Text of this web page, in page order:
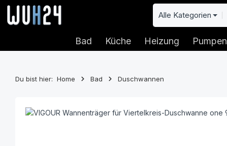
Hauptinhalt springen
Zur Suche springen
Zur Hauptnavigation springen Alle Kategorien
Bad Küche Heizung Pumpen
Du bist hier: Home Bad Duschwannen